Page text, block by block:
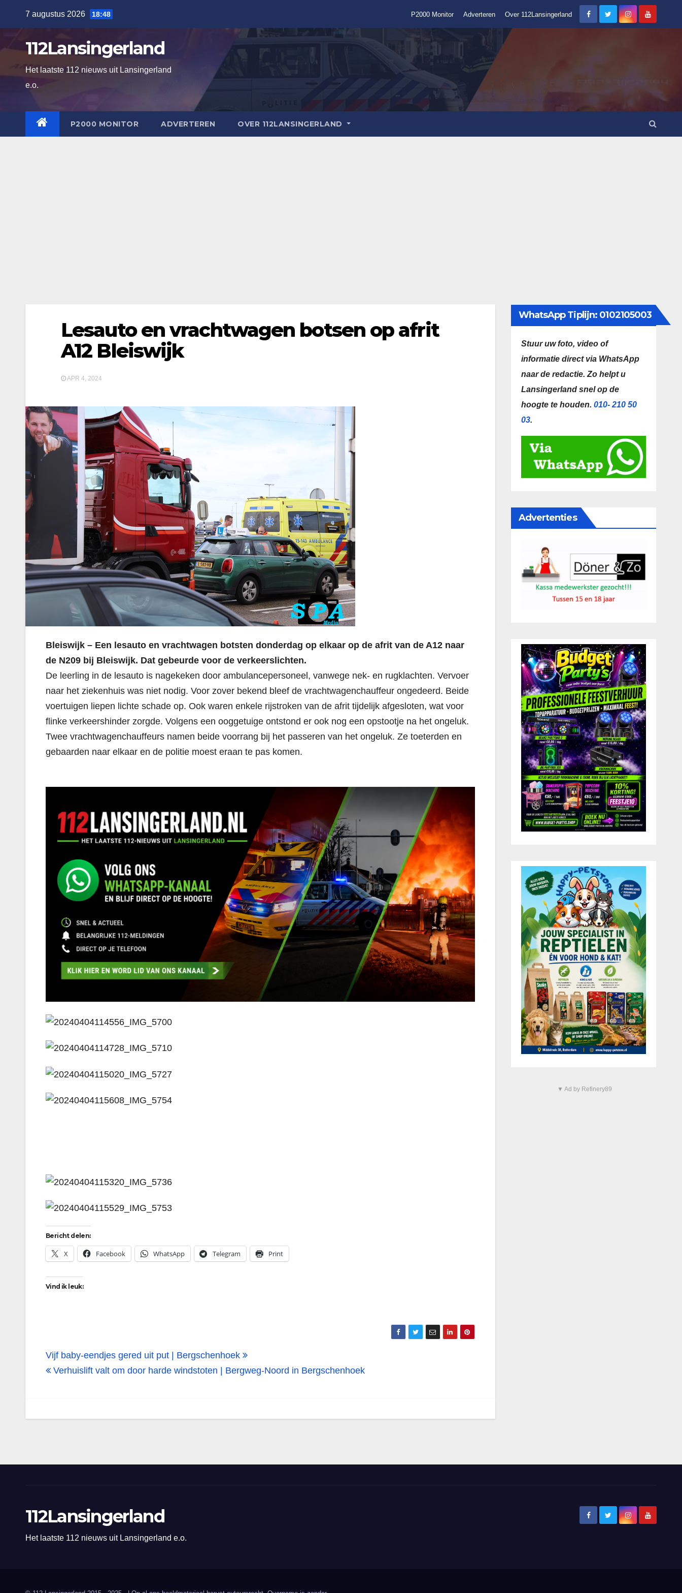
inhoud
7 augustus 2026 18:48 P2000 Monitor Adverteren Over 112Lansingerland
112Lansingerland
Het laatste 112 nieuws uit Lansingerland
e.o.
P2000 MONITOR ADVERTEREN OVER 112LANSINGERLAND
Lesauto en vrachtwagen botsen op afrit
A12 Bleiswijk
APR 4, 2024
Bleiswijk – Een lesauto en vrachtwagen botsten donderdag op elkaar op de afrit van de A12 naar
de N209 bij Bleiswijk. Dat gebeurde voor de verkeerslichten.
De leerling in de lesauto is nagekeken door ambulancepersoneel, vanwege nek- en rugklachten. Vervoer
naar het ziekenhuis was niet nodig. Voor zover bekend bleef de vrachtwagenchauffeur ongedeerd. Beide
voertuigen liepen lichte schade op. Ook waren enkele rijstroken van de afrit tijdelijk afgesloten, wat voor
flinke verkeershinder zorgde. Volgens een ooggetuige ontstond er ook nog een opstootje na het ongeluk.
Twee vrachtwagenchauffeurs namen beide voorrang bij het passeren van het ongeluk. Ze toeterden en
gebaarden naar elkaar en de politie moest eraan te pas komen.
Bericht delen:
X Facebook WhatsApp Telegram Print
Vind ik leuk:
Bericht
navigatie
Vijf baby-eendjes gered uit put | Bergschenhoek
Verhuislift valt om door harde windstoten | Bergweg-Noord in Bergschenhoek
WhatsApp Tiplijn: 0102105003
Stuur uw foto, video of
informatie direct via WhatsApp
naar de redactie. Zo helpt u
Lansingerland snel op de
hoogte te houden. 010- 210 50
03.
Advertenties
▼ Ad by Refinery89
112Lansingerland
Het laatste 112 nieuws uit Lansingerland e.o.